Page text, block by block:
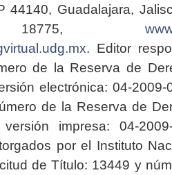
44140, Guadalajara,
. Editor
de la Reserva de
electrónica: 04-2009-
de la Reserva de
impresa: 04-2009-
por el Instituto
de Título: 13449 y